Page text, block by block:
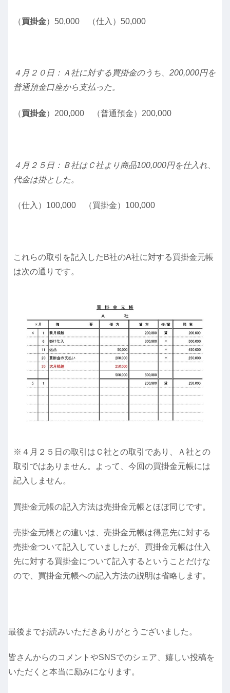
（買掛金）50,000 （仕入）50,000
４月２０日：Ａ社に対する買掛金のうち、200,000円を
普通預金口座から支払った。
（買掛金）200,000 （普通預金）200,000
４月２５日：Ｂ社はＣ社より商品100,000円を仕入れ、
代金は掛とした。
（仕入）100,000 （買掛金）100,000
これらの取引を記入したB社のA社に対する買掛金元帳
は次の通りです。
※４月２５日の取引はＣ社との取引であり、Ａ社との
取引ではありません。よって、今回の買掛金元帳には
記入しません。
買掛金元帳の記入方法は売掛金元帳とほぼ同じです。
売掛金元帳との違いは、売掛金元帳は得意先に対する
売掛金ついて記入していましたが、買掛金元帳は仕入
先に対する買掛金について記入するということだけな
ので、買掛金元帳への記入方法の説明は省略します。
最後までお読みいただきありがとうございました。
皆さんからのコメントやSNSでのシェア、嬉しい投稿を
いただくと本当に励みになります。